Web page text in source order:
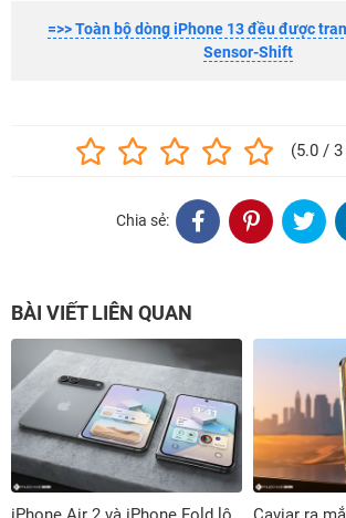
=>> Toàn bộ dòng iPhone 13 đều được
Sensor-Shift
(5.0 /
Chia sẻ:
BÀI VIẾT LIÊN QUAN